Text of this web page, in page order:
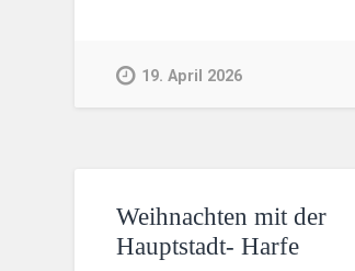
19. April 2026
Weihnachten mit der
Hauptstadt- Harfe